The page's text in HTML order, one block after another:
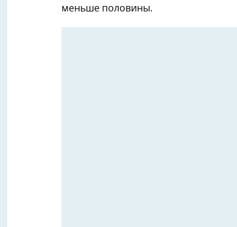
меньше половины.